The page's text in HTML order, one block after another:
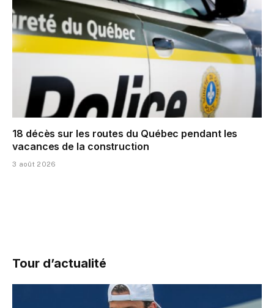
18 décès sur les routes du Québec pendant les
vacances de la construction
3 août 2026
Tour d’actualité